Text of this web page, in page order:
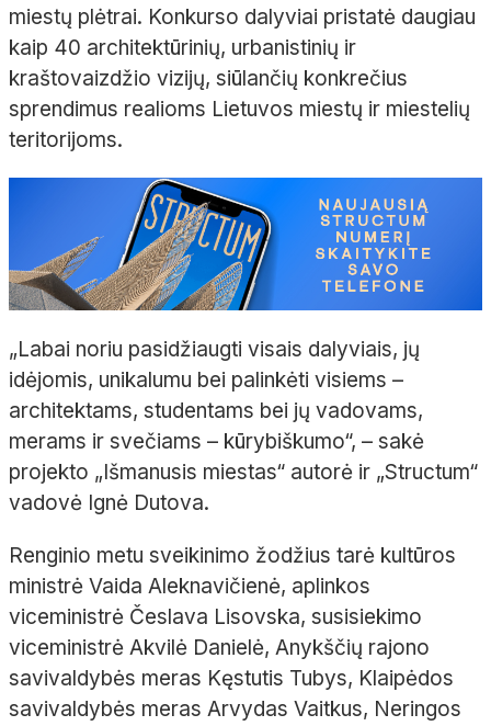
miestų plėtrai. Konkurso dalyviai pristatė daugiau
kaip 40 architektūrinių, urbanistinių ir
kraštovaizdžio vizijų, siūlančių konkrečius
sprendimus realioms Lietuvos miestų ir miestelių
teritorijoms.
„Labai noriu pasidžiaugti visais dalyviais, jų
idėjomis, unikalumu bei palinkėti visiems –
architektams, studentams bei jų vadovams,
merams ir svečiams – kūrybiškumo“, – sakė
projekto „Išmanusis miestas“ autorė ir „Structum“
vadovė Ignė Dutova.
Renginio metu sveikinimo žodžius tarė kultūros
ministrė Vaida Aleknavičienė, aplinkos
viceministrė Česlava Lisovska, susisiekimo
viceministrė Akvilė Danielė, Anykščių rajono
savivaldybės meras Kęstutis Tubys, Klaipėdos
savivaldybės meras Arvydas Vaitkus, Neringos